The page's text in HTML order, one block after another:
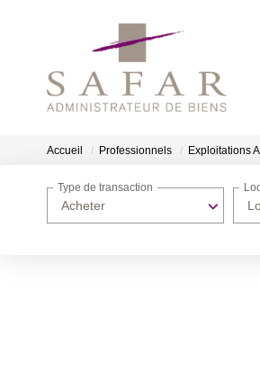
Accueil Professionnels Exploitations
Acheter
Type de transaction